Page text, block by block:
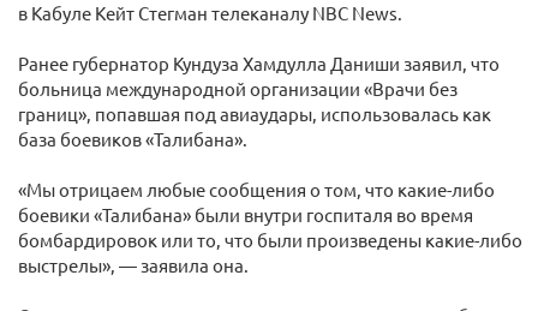
в Кабуле Кейт Стегман телеканалу NBC News.
Ранее губернатор Кундуза Хамдулла Даниши заявил, что
больница международной организации «Врачи без
границ», попавшая под авиаудары, использовалась как
база боевиков «Талибана».
«Мы отрицаем любые сообщения о том, что какие-либо
боевики «Талибана» были внутри госпиталя во время
бомбардировок или то, что были произведены какие-либо
выстрелы», — заявила она.